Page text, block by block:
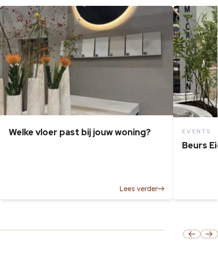
Welke vloer past bij jouw woning?
Lees verder
EVENTS
Beurs